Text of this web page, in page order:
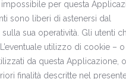
per questa
sono liberi di astenersi dal
sua operatività. Gli utenti
utilizzo di cookie –
da questa Applicazione,
finalità descritte nel